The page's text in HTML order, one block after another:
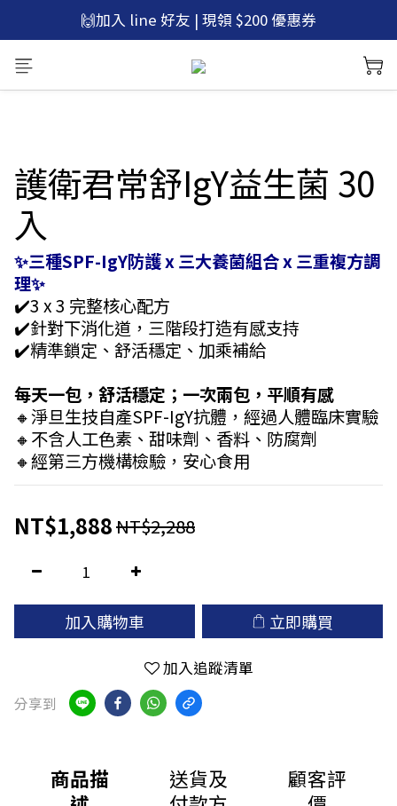
🚚滿$600免運，再贈 微笑口含錠1包
🫡加入官網新會員 | 立即領 $100 折價券
🙌加入 line 好友 | 現領 $200 優惠券
護衛君常舒IgY益生菌 30
入
✨三種SPF-IgY防護 x 三大養菌組合 x 三重複方調
理✨
✔️3 x 3 完整核心配方
✔️針對下消化道，三階段打造有感支持
✔️精準鎖定、舒活穩定、加乘補給
每天一包，舒活穩定；一次兩包，平順有感
🔸淨旦生技自產SPF-IgY抗體，經過人體臨床實驗
🔸不含人工色素、甜味劑、香料、防腐劑
🔸經第三方機構檢驗，安心食用
NT$1,888NT$2,288
加入購物車 立即購買
加入追蹤清單
分享到
商品描
送貨及
顧客評